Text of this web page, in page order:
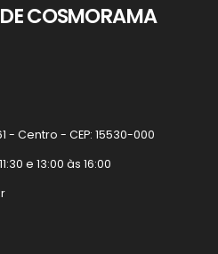
COSMORAMA
- Centro - CEP: 15530-000
e 13:00 às 16:00